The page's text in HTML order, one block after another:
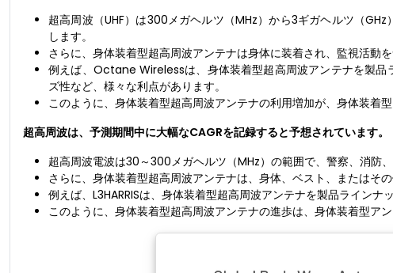
超高周波（UHF）は300メガヘルツ（MHz）から3ギガヘルツ（
します。
さらに、身体装着型超高周波アンテナは身体に装着され、監視活動
例えば、Octane Wirelessは、身体装着型超高周波アンテナを製品
ズ性など、様々な利点があります。
このように、身体装着型超高周波アンテナの利用増加が、身体装着
超高周波は、予測期間中に大幅なCAGRを記録すると予想されています。
超高周波電波は30～300メガヘルツ（MHz）の範囲で、警察、消防
さらに、身体装着型超高周波アンテナは、身体、ベスト、またはそ
例えば、L3HARRISは、身体装着型超高周波アンテナを製品ライン
このように、身体装着型超高周波アンテナの進歩は、身体装着型ア